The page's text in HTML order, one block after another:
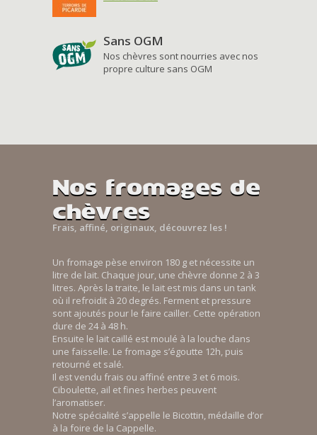
Sans OGM
Nos chèvres sont nourries avec nos
propre culture sans OGM
Nos fromages de
chèvres
Frais, affiné, originaux, découvrez les !
Un fromage pèse environ 180 g et nécessite un
litre de lait. Chaque jour, une chèvre donne 2 à 3
litres. Après la traite, le lait est mis dans un tank
où il refroidit à 20 degrés. Ferment et pressure
sont ajoutés pour le faire cailler. Cette opération
dure de 24 à 48 h.
Ensuite le lait caillé est moulé à la louche dans
une faisselle. Le fromage s’égoutte 12h, puis
retourné et salé.
Il est vendu frais ou affiné entre 3 et 6 mois.
Ciboulette, ail et fines herbes peuvent
l’aromatiser.
Notre spécialité s’appelle le Bicottin, médaille d’or
à la foire de la Cappelle.